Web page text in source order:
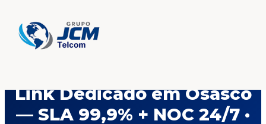
Link Dedicado em Osasco
— SLA 99,9% + NOC 24/7 ·